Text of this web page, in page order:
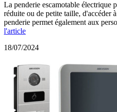
La penderie escamotable électrique
réduite ou de petite taille, d'accéder
penderie permet également aux
l'article
18/07/2024